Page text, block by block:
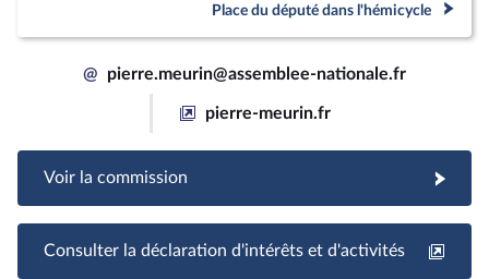
Place du député dans l'hémicycle
@ pierre.meurin@assemblee-nationale.fr
pierre-meurin.fr
Voir la commission
Consulter la déclaration d'intérêts et d'activités